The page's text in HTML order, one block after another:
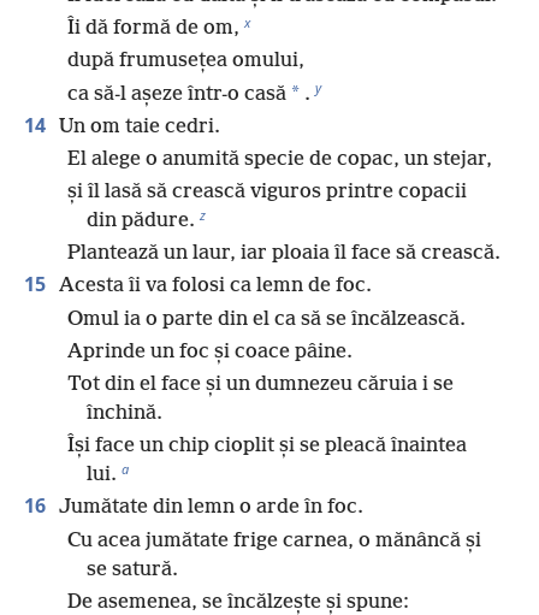
Îi dă formă de om, x
după frumusețea omului,
ca să-l așeze într-o casă * . y
14 Un om taie cedri.
El alege o anumită specie de copac, un stejar,
și îl lasă să crească viguros printre copacii
din pădure. z
Plantează un laur, iar ploaia îl face să crească.
15 Acesta îi va folosi ca lemn de foc.
Omul ia o parte din el ca să se încălzească.
Aprinde un foc și coace pâine.
Tot din el face și un dumnezeu căruia i se
închină.
Își face un chip cioplit și se pleacă înaintea
lui. a
16 Jumătate din lemn o arde în foc.
Cu acea jumătate frige carnea, o mănâncă și
se satură.
De asemenea, se încălzește și spune: